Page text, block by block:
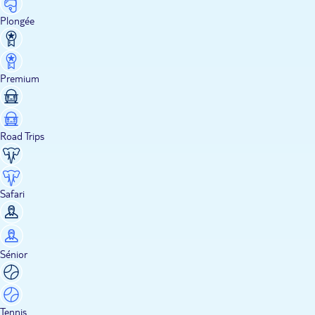
Plongée
Premium
Road Trips
Safari
Sénior
Tennis